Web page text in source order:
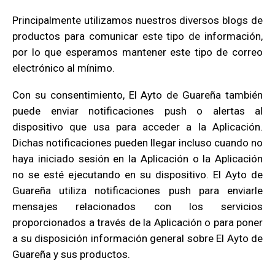
Principalmente utilizamos nuestros diversos blogs de
productos para comunicar este tipo de información,
por lo que esperamos mantener este tipo de correo
electrónico al mínimo.
Con su consentimiento, El Ayto de Guareña también
puede enviar notificaciones push o alertas al
dispositivo que usa para acceder a la Aplicación.
Dichas notificaciones pueden llegar incluso cuando no
haya iniciado sesión en la Aplicación o la Aplicación
no se esté ejecutando en su dispositivo. El Ayto de
Guareña utiliza notificaciones push para enviarle
mensajes relacionados con los servicios
proporcionados a través de la Aplicación o para poner
a su disposición información general sobre El Ayto de
Guareña y sus productos.